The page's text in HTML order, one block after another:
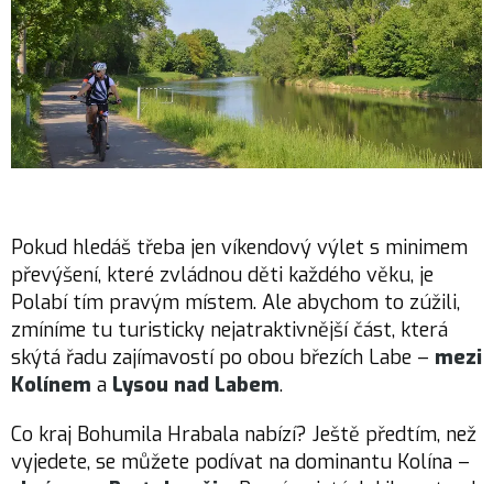
Pokud hledáš třeba jen víkendový výlet s minimem
převýšení, které zvládnou děti každého věku, je
Polabí tím pravým místem. Ale abychom to zúžili,
zmíníme tu turisticky nejatraktivnější část, která
skýtá řadu zajímavostí po obou březích Labe – mezi
Kolínem a Lysou nad Labem.
Co kraj Bohumila Hrabala nabízí? Ještě předtím, než
vyjedete, se můžete podívat na dominantu Kolína –